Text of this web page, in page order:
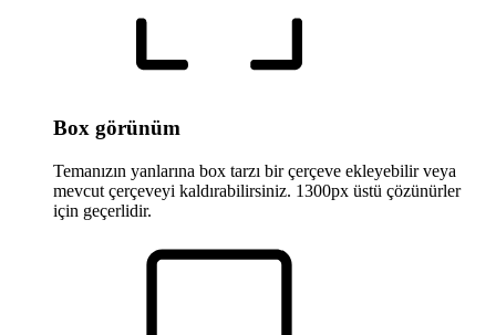
Box görünüm
Temanızın yanlarına box tarzı bir çerçeve ekleyebilir veya
mevcut çerçeveyi kaldırabilirsiniz. 1300px üstü çözünürler
için geçerlidir.